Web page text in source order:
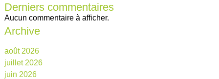
Derniers commentaires
Aucun commentaire à afficher.
Archive
août 2026
juillet 2026
juin 2026